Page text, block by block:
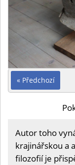
« Předchozí
Autor toho
krajinářskou a
filozofií je